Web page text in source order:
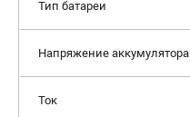
Тип батареи
Напряжение аккумулятора
Ток